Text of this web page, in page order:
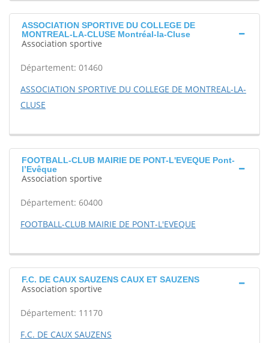
ASSOCIATION SPORTIVE DU COLLEGE DE
MONTREAL-LA-CLUSE Montréal-la-Cluse
Association sportive
Département: 01460
ASSOCIATION SPORTIVE DU COLLEGE DE MONTREAL-LA-
CLUSE
FOOTBALL-CLUB MAIRIE DE PONT-L'EVEQUE Pont-
l’Evêque
Association sportive
Département: 60400
FOOTBALL-CLUB MAIRIE DE PONT-L'EVEQUE
F.C. DE CAUX SAUZENS CAUX ET SAUZENS
Association sportive
Département: 11170
F.C. DE CAUX SAUZENS